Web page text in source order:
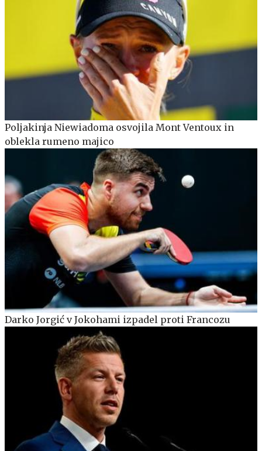
Poljakinja Niewiadoma osvojila Mont Ventoux in
oblekla rumeno majico
Darko Jorgić v Jokohami izpadel proti Francozu